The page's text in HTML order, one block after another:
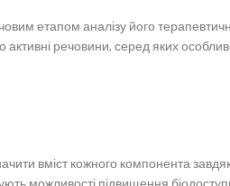
етапом аналізу його
активні речовини, серед яких
вміст кожного компонента